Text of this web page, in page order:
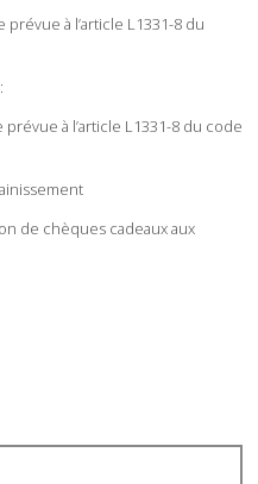
à l’article L1331-8 du
à l’article L1331-8 du code
de chèques cadeaux aux